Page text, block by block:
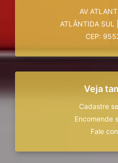
AV
ATLÂNTIDA SUL
CEP:
Veja
Cadastre
Encomende
Fale